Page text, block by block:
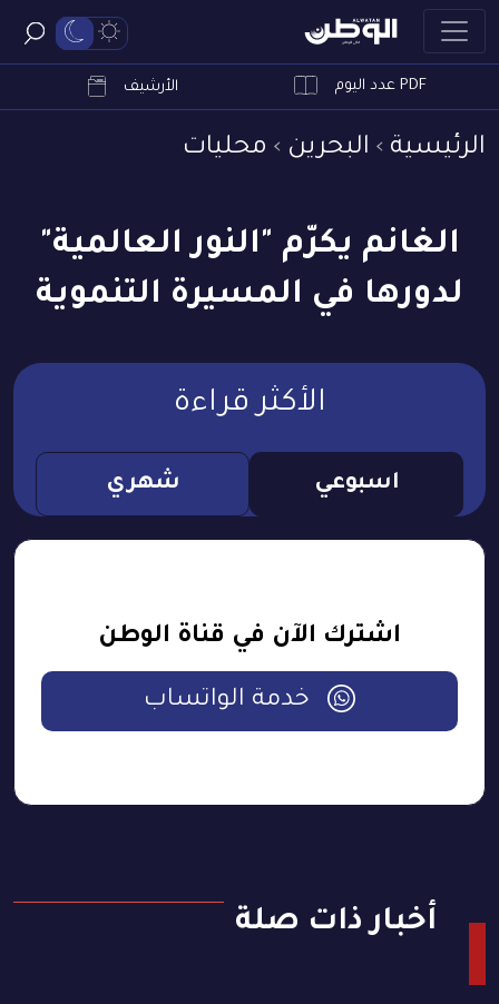
PDF عدد اليوم الأرشيف
الرئيسية البحرين محليات
الغانم يكرّم "النور العالمية"
لدورها في المسيرة التنموية
الأكثر قراءة
اسبوعي شهري
اشترك الآن في قناة الوطن
خدمة الواتساب
أخبار ذات صلة